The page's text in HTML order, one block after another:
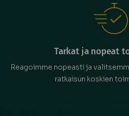
Tarkat ja nopeat
Reagoimme nopeasti ja
ratkaisun koskien